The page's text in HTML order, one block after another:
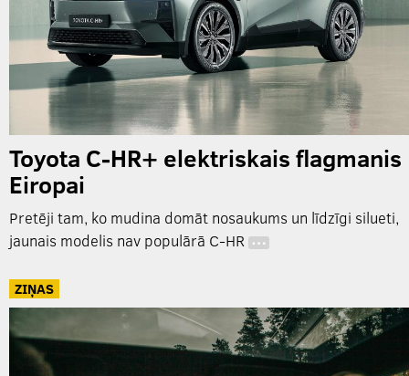
Toyota C-HR+ elektriskais flagmanis
Eiropai
Pretēji tam, ko mudina domāt nosaukums un līdzīgi silueti,
jaunais modelis nav populārā C-HR …
ZIŅAS